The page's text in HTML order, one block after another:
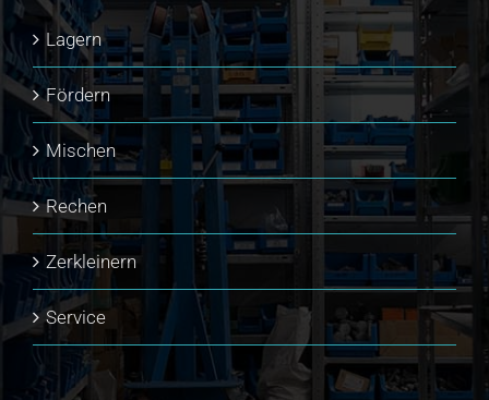
Lagern
Fördern
Mischen
Rechen
Zerkleinern
Service